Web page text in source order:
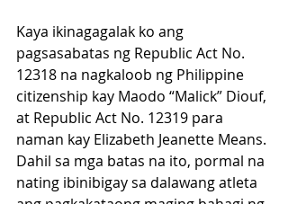
Kaya ikinagagalak ko ang
pagsasabatas ng Republic Act No.
12318 na nagkaloob ng Philippine
citizenship kay Maodo “Malick” Diouf,
at Republic Act No. 12319 para
naman kay Elizabeth Jeanette Means.
Dahil sa mga batas na ito, pormal na
nating ibinibigay sa dalawang atleta